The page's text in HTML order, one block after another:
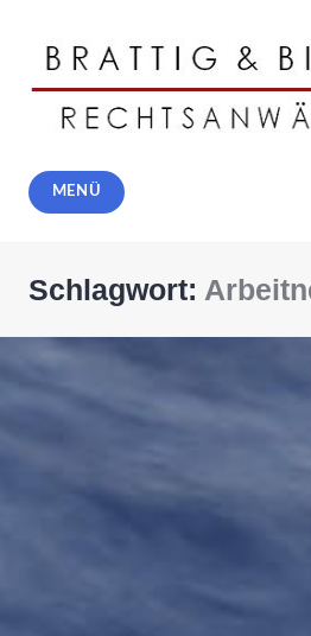
springen
Rechtsanwälte Brattig
Solingen
MENÜ
Schlagwort: